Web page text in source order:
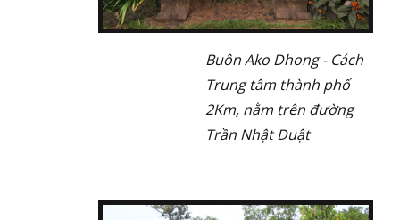
Buôn Ako Dhong - Cách
Trung tâm thành phố
2Km, nằm trên đường
Trần Nhật Duật